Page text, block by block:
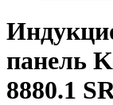
панель
8880.1